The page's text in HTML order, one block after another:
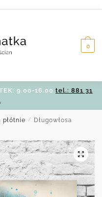
0
9.00-16.00 tel.: 881 31
płótnie /
Długowłosa